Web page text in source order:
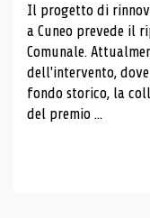
Il progetto di
a Cuneo prevede il
Comunale.
dell'intervento,
fondo storico, la
del premio ...